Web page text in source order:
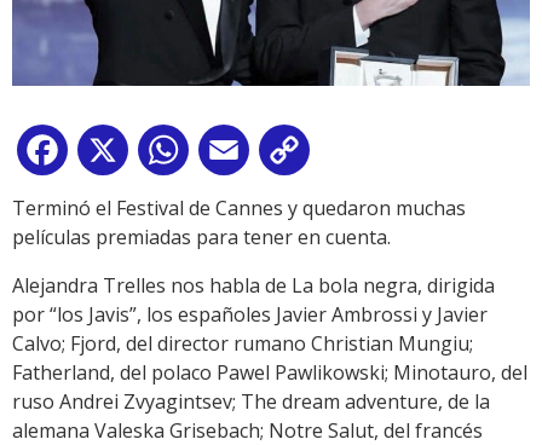
Facebook
X WhatsApp
Email
Link
Terminó el Festival de Cannes y quedaron muchas
películas premiadas para tener en cuenta.
Alejandra Trelles nos habla de La bola negra, dirigida
por “los Javis”, los españoles Javier Ambrossi y Javier
Calvo; Fjord, del director rumano Christian Mungiu;
Fatherland, del polaco Pawel Pawlikowski; Minotauro, del
ruso Andrei Zvyagintsev; The dream adventure, de la
alemana Valeska Grisebach; Notre Salut, del francés